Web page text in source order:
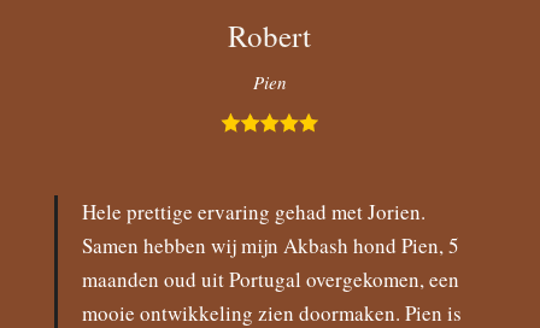
Robert
Pien
Hele prettige ervaring gehad met Jorien.
Samen hebben wij mijn Akbash hond Pien, 5
maanden oud uit Portugal overgekomen, een
mooie ontwikkeling zien doormaken. Pien is